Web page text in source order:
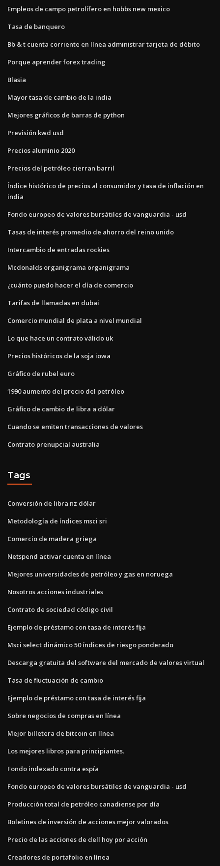
Empleos de campo petrolífero en hobbs new mexico
Tasa de banquero
Bb & t cuenta corriente en línea administrar tarjeta de débito
Porque aprender forex trading
Blasia
Mayor tasa de cambio de la india
Mejores gráficos de barras de python
Previsión kwd usd
Precios aluminio 2020
Precios del petróleo cierran barril
Índice histórico de precios al consumidor y tasa de inflación en
india
Fondo europeo de valores bursátiles de vanguardia - usd
Tasas de interés promedio de ahorro del reino unido
Intercambio de entradas rockies
Mcdonalds organigrama organigrama
¿cuánto puedo hacer el día de comercio
Tarifas de llamadas en dubai
Comercio mundial de plata a nivel mundial
Lo que hace un contrato válido uk
Precios históricos de la soja iowa
Gráfico de rubel euro
1990 aumento del precio del petróleo
Gráfico de cambio de libra a dólar
Cuando se emiten transacciones de valores
Contrato prenupcial australia
Tags
Conversión de libra nz dólar
Metodología de índices msci sri
Comercio de madera griega
Netspend activar cuenta en línea
Mejores universidades de petróleo y gas en noruega
Nosotros acciones industriales
Contrato de sociedad código civil
Ejemplo de préstamo con tasa de interés fija
Msci select dinámico 50 índices de riesgo ponderado
Descarga gratuita del software del mercado de valores virtual
Tasa de fluctuación de cambio
Ejemplo de préstamo con tasa de interés fija
Sobre negocios de compras en línea
Mejor billetera de bitcoin en línea
Los mejores libros para principiantes.
Fondo indexado contra espía
Fondo europeo de valores bursátiles de vanguardia - usd
Producción total de petróleo canadiense por día
Boletines de inversión de acciones mejor valorados
Precio de las acciones de dell hoy por acción
Creadores de portafolio en línea